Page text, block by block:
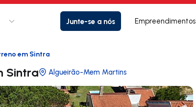
Junte-se a nós Empreendimentos
em Sintra
Sintra Algueirão-Mem Martins